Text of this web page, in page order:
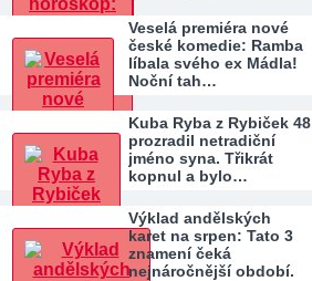
Veselá premiéra nové
české komedie: Ramba
líbala svého ex Mádla!
Noční tah…
Kuba Ryba z Rybiček 48
prozradil netradiční
jméno syna. Třikrát
kopnul a bylo…
Výklad andělských
karet na srpen: Tato 3
znamení čeká
nejnáročnější období.